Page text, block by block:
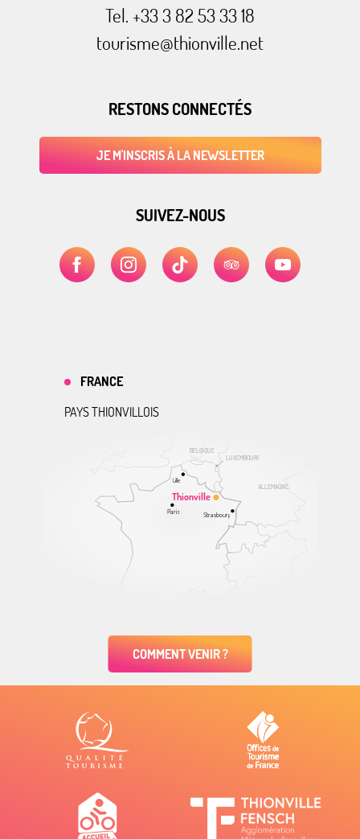
Tel. +33 3 82 53 33 18
tourisme@thionville.net
RESTONS CONNECTÉS
JE M'INSCRIS À LA NEWSLETTER
SUIVEZ-NOUS
ALLEMAGNE
BELGIQUE
LUXEMBOURG
Thionville
Lille
Paris Strasbourg
FRANCE
PAYS THIONVILLOIS
COMMENT VENIR ?